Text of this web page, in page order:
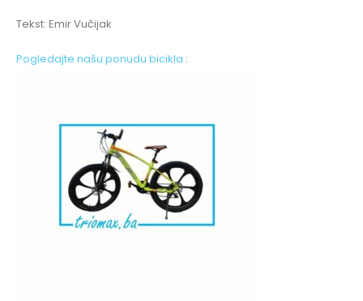
Tekst: Emir Vučijak
Pogledajte našu ponudu bicikla :